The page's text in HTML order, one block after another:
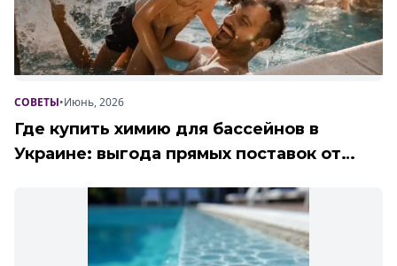
СОВЕТЫ•Июнь, 2026
Где купить химию для бассейнов в
Украине: выгода прямых поставок от